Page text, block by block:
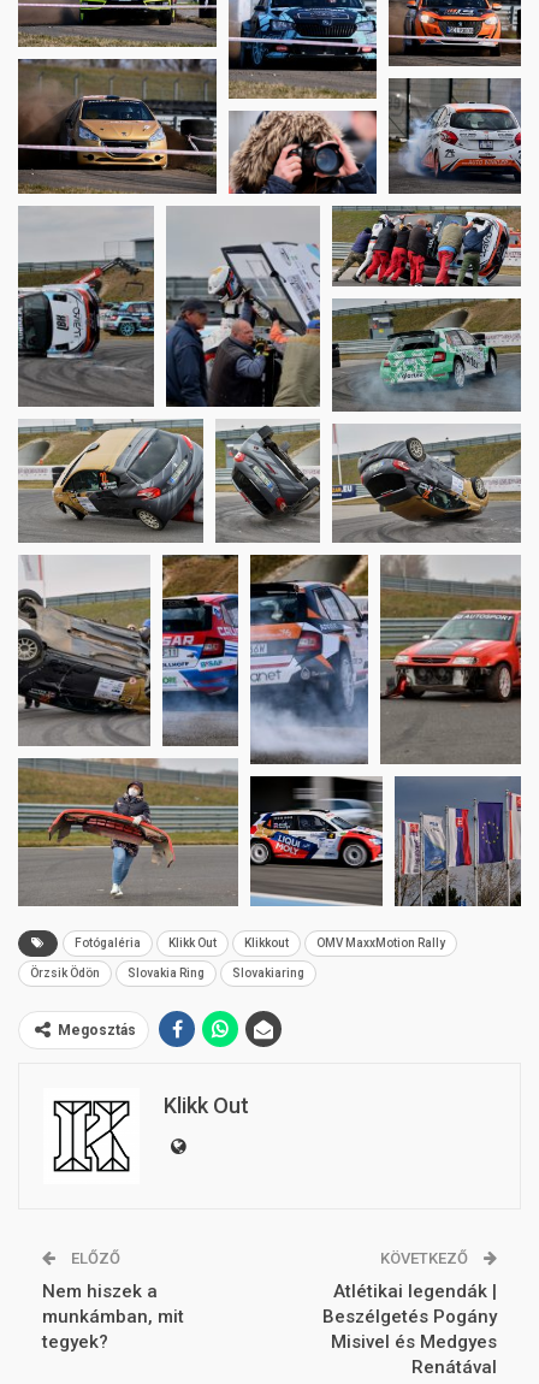
Fotógaléria Klikk Out Klikkout OMV MaxxMotion Rally
Örzsik Ödön Slovakia Ring Slovakiaring
Megosztás
Klikk Out
ELŐZŐ
Nem hiszek a
munkámban, mit
tegyek?
KÖVETKEZŐ
Atlétikai legendák |
Beszélgetés Pogány
Misivel és Medgyes
Renátával